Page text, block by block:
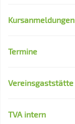
Kursanmeldungen
Termine
Vereinsgaststätte
TVA intern